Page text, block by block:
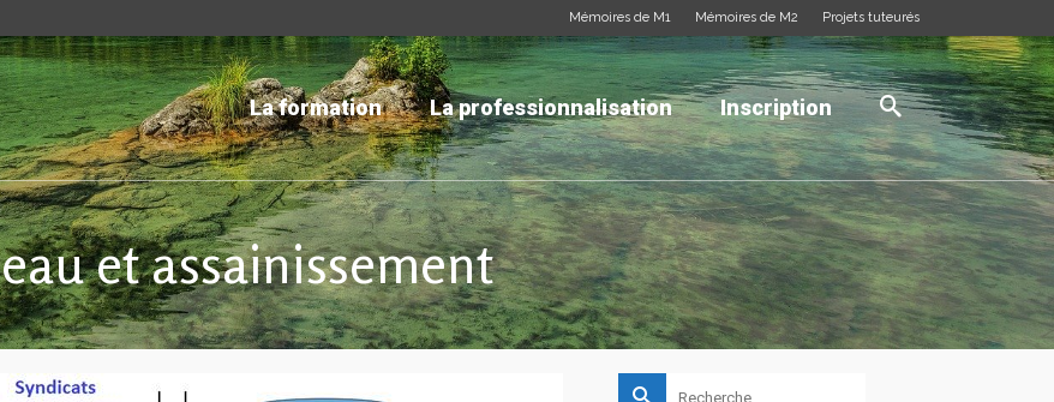
Mémoires de M1 Mémoires de M2 Projets tuteurés
La formation La professionnalisation Inscription
eau et assainissement
Rechercher :